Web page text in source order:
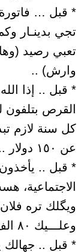
* قبل … فاتورة
تجي بدينـار
تعبي رصيد
وارش) ..
* قبل .. إذا
القرص
كل سنة لازم
عن ١٥٠ دولار ..
* قبل .. يأخذون
الاجتماعية،
ويگلك تره فلان
وعلـــيك ٨٠ الف !
* قبل .. جهالك